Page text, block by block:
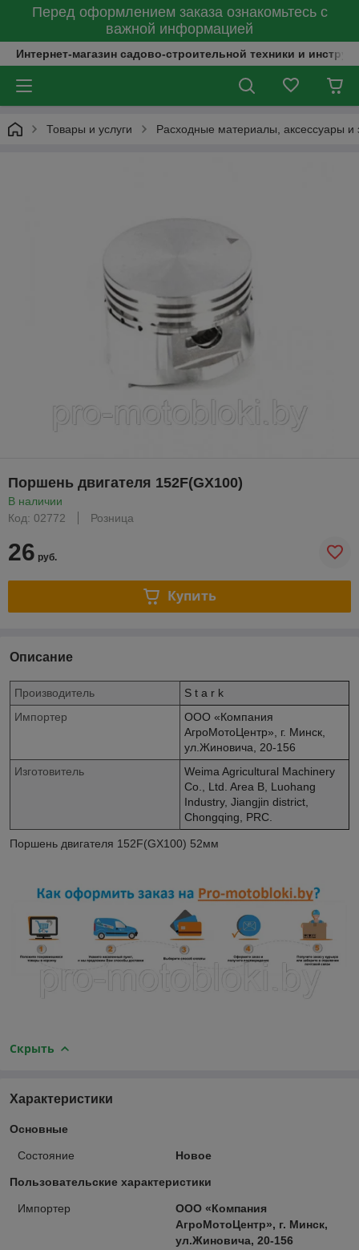
Перед оформлением заказа ознакомьтесь с
важной информацией
Интернет-магазин садово-строительной техники и
Товары и услуги Расходные материалы, аксессуары и
Поршень двигателя 152F(GX100)
В наличии
Код: 02772
Розница
26 руб.
Купить
Описание
Производитель
S t a r k
Импортер
ООО «Компания
АгроМотоЦентр», г. Минск,
ул.Жиновича, 20-156
Изготовитель
Weima Agricultural Machinery
Co., Ltd. Area B, Luohang
Industry, Jiangjin district,
Chongqing, PRC.
Поршень двигателя 152F(GX100) 52мм
Скрыть
Характеристики
Основные
Состояние Новое
Пользовательские характеристики
Импортер
ООО «Компания
АгроМотоЦентр», г. Минск,
ул.Жиновича, 20-156